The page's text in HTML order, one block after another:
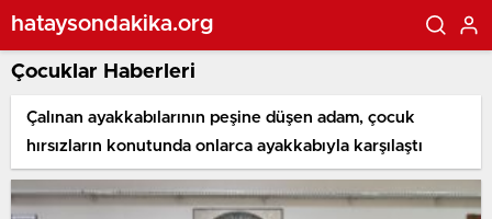
hataysondakika.org
Çocuklar Haberleri
Çalınan ayakkabılarının peşine düşen adam, çocuk
hırsızların konutunda onlarca ayakkabıyla karşılaştı